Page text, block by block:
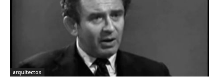
arquitectos